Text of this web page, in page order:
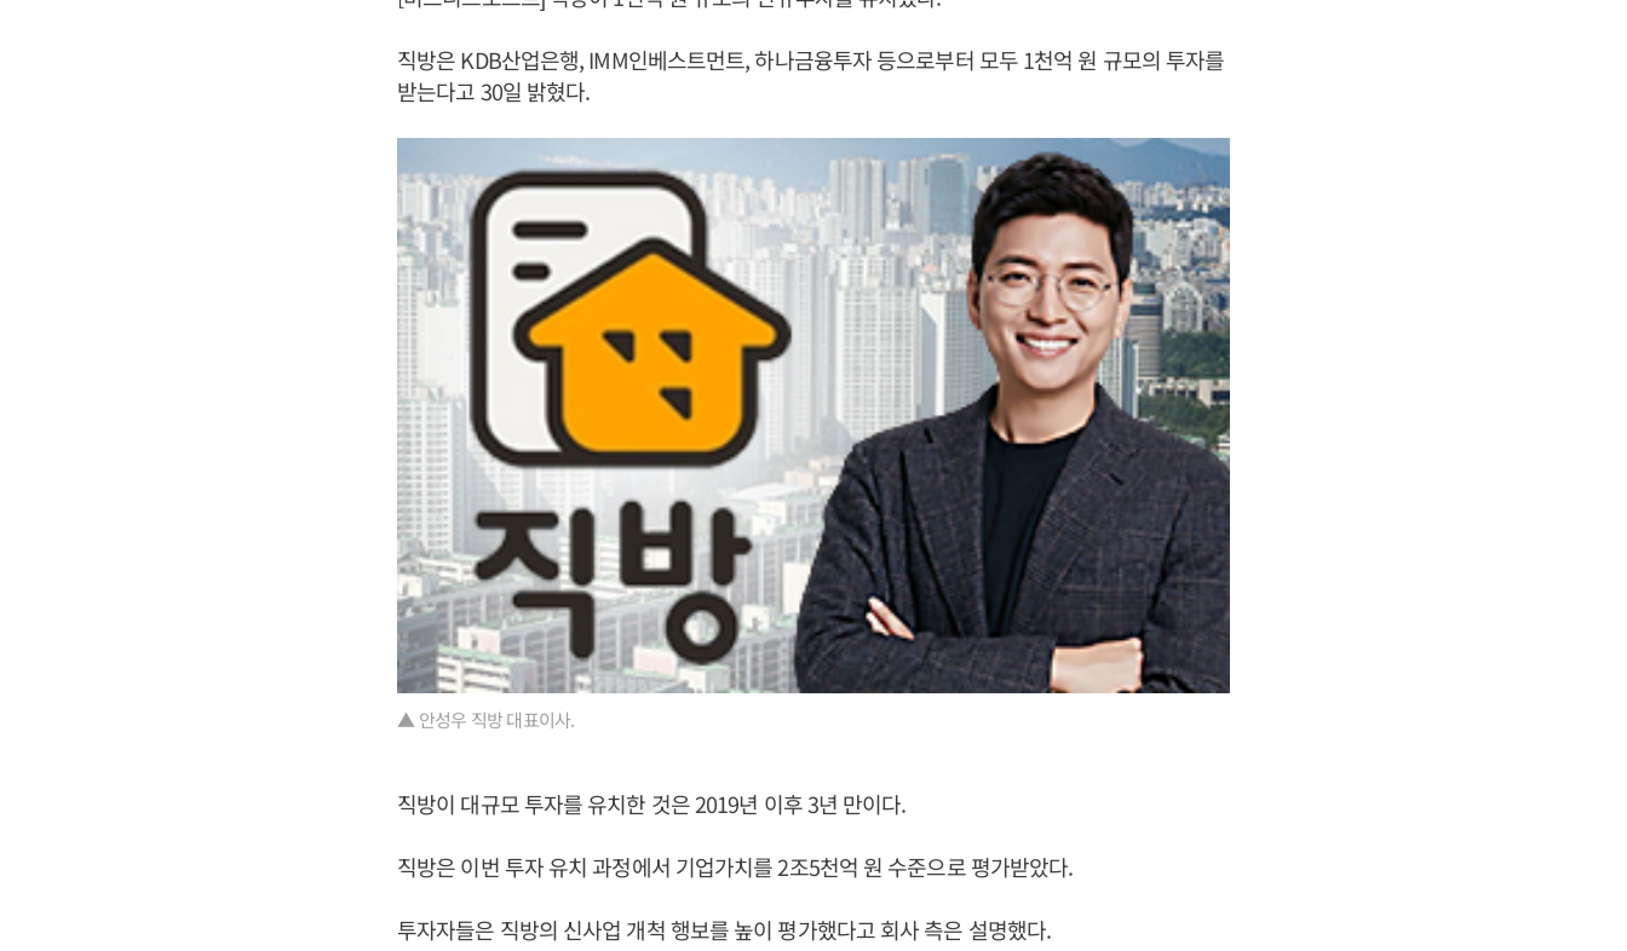
직방은 KDB산업은행, IMM인베스트먼트, 하나금융투자 등으로부터 모두 1천억 원 규모의 투자를
받는다고 30일 밝혔다.
▲ 안성우 직방 대표이사.
직방이 대규모 투자를 유치한 것은 2019년 이후 3년 만이다.
직방은 이번 투자 유치 과정에서 기업가치를 2조5천억 원 수준으로 평가받았다.
투자자들은 직방의 신사업 개척 행보를 높이 평가했다고 회사 측은 설명했다.